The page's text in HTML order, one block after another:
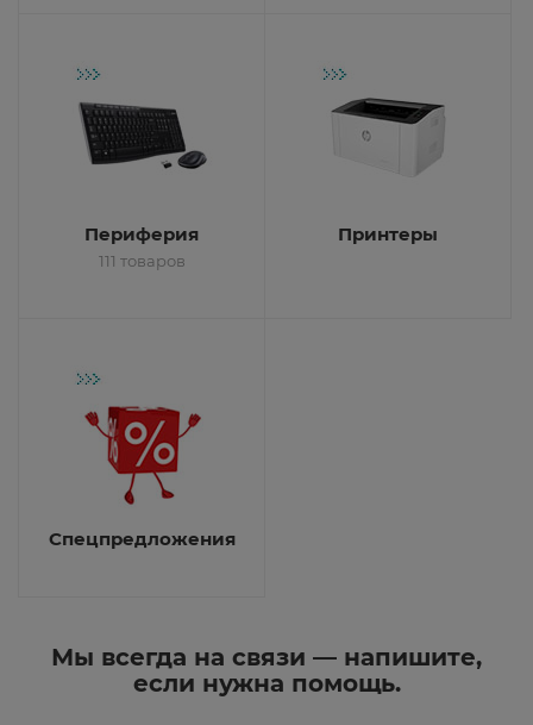
Периферия
111 товаров
Принтеры
Спецпредложения
Мы всегда на связи — напишите,
если нужна помощь.